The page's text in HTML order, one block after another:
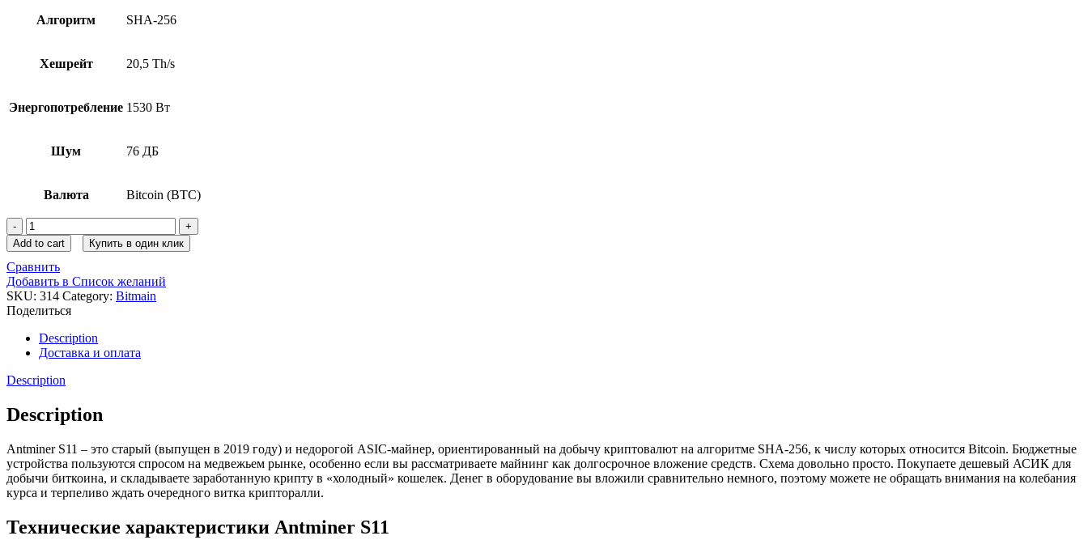
Алгоритм SHA-256
Хешрейт 20,5 Th/s
Энергопотребление 1530 Вт
Шум 76 ДБ
Валюта Bitcoin (BTC)
Antminer
S11
quantity
Add to cart Купить в один клик
Сравнить
Добавить в Список желаний
SKU: 314 Category: Bitmain
Поделиться
Description
Доставка и оплата
Description
Description
Antminer S11 – это старый (выпущен в 2019 году) и недорогой ASIC-майнер, ориентированный на добычу криптовалют на алгоритме SHA-256, к числу которых относится Bitcoin. Бюджетные
устройства пользуются спросом на медвежьем рынке, особенно если вы рассматриваете майнинг как долгосрочное вложение средств. Схема довольно просто. Покупаете дешевый АСИК для
добычи биткоина, и складываете заработанную крипту в «холодный» кошелек. Денег в оборудование вы вложили сравнительно немного, поэтому можете не обращать внимания на колебания
курса и терпеливо ждать очередного витка крипторалли.
Технические характеристики Antminer S11